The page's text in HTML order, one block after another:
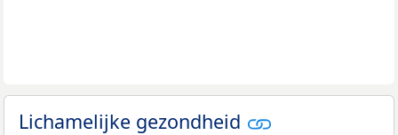
Lichamelijke gezondheid